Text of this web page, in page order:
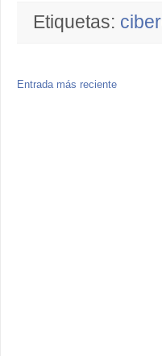
Etiquetas:
Entrada más reciente